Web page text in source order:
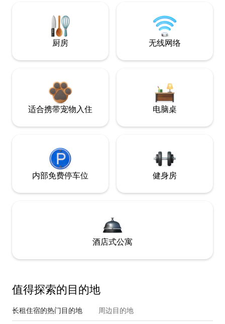
厨房 无线网络
适合携带宠物入住 电脑桌
内部免费停车位 健身房
酒店式公寓
值得探索的目的地
长租住宿的热门目的地 周边目的地